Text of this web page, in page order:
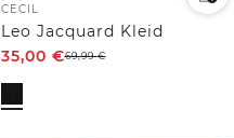
CECIL
Leo Jacquard Kleid
35,00 €69,99€